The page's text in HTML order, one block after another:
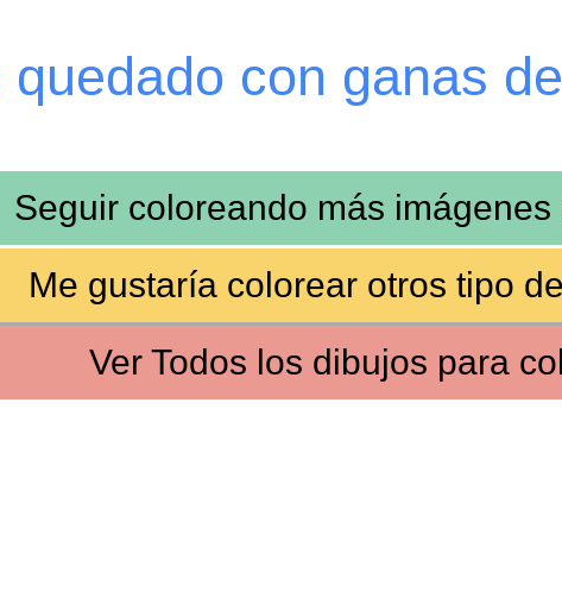
quedado con ganas
Seguir coloreando más imágenes
Me gustaría colorear otros tipo
Ver Todos los dibujos para